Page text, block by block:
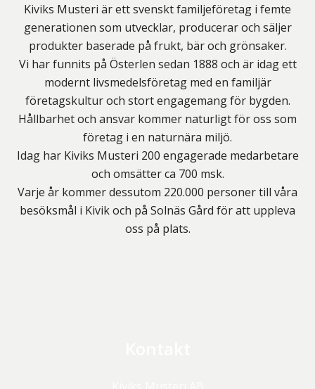
Kiviks Musteri är ett svenskt familjeföretag i femte
generationen som utvecklar, producerar och säljer
produkter baserade på frukt, bär och grönsaker.
Vi har funnits på Österlen sedan 1888 och är idag ett
modernt livsmedelsföretag med en familjär
företagskultur och stort engagemang för bygden.
Hållbarhet och ansvar kommer naturligt för oss som
företag i en naturnära miljö.
Idag har Kiviks Musteri 200 engagerade medarbetare
och omsätter ca 700 msk.
Varje år kommer dessutom 220.000 personer till våra
besöksmål i Kivik och på Solnäs Gård för att uppleva
oss på plats.